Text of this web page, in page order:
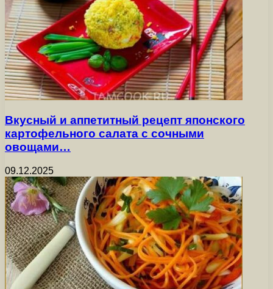
Вкусный и аппетитный рецепт японского
картофельного салата с сочными
овощами…
09.12.2025